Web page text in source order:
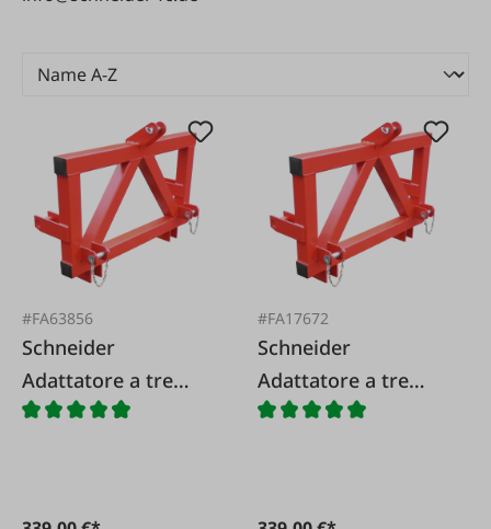
#FA63856
Schneider
Adattatore a tre
punti Cat. 2 per
#FA17672
Schneider
Adattatore a tre
punti Cat. 2 per